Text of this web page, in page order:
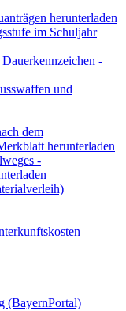
herunterladen
im Schuljahr
-
und
dem
herunterladen
-
(BayernPortal)